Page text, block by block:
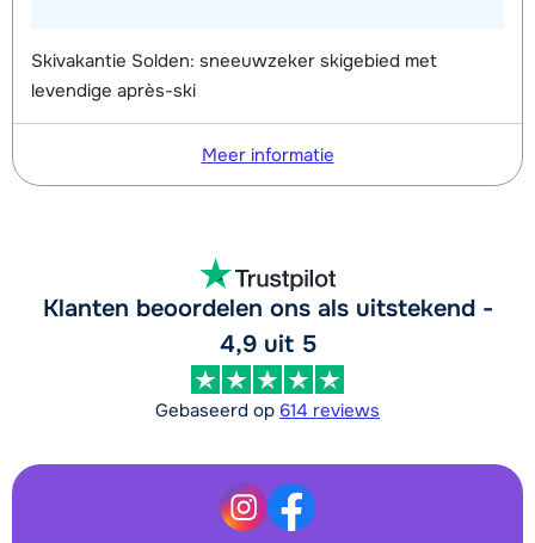
Skivakantie Solden: sneeuwzeker skigebied met
levendige après-ski
Meer informatie
Klanten beoordelen ons als uitstekend -
4,9 uit 5
Gebaseerd op 614 reviews